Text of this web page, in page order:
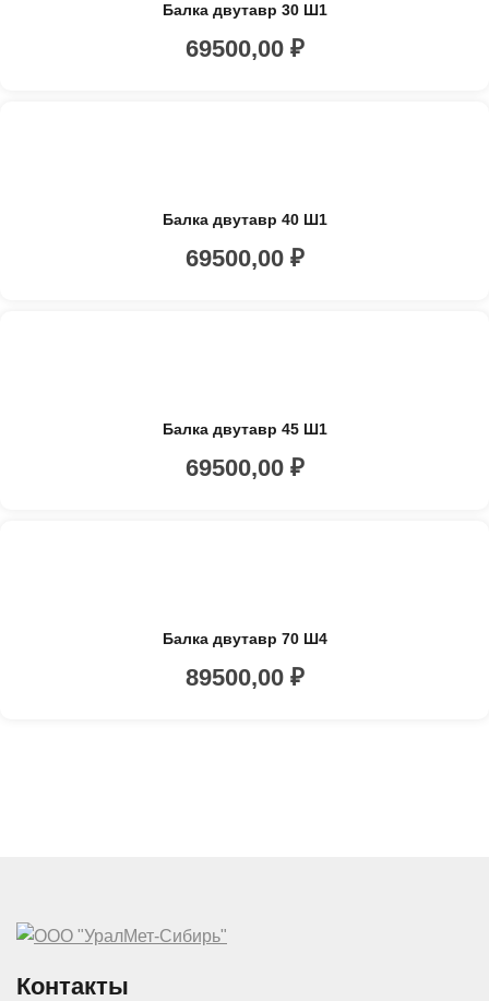
Балка двутавр 30 Ш1
69500,00 ₽
Балка двутавр 40 Ш1
69500,00 ₽
Балка двутавр 45 Ш1
69500,00 ₽
Балка двутавр 70 Ш4
89500,00 ₽
Контакты